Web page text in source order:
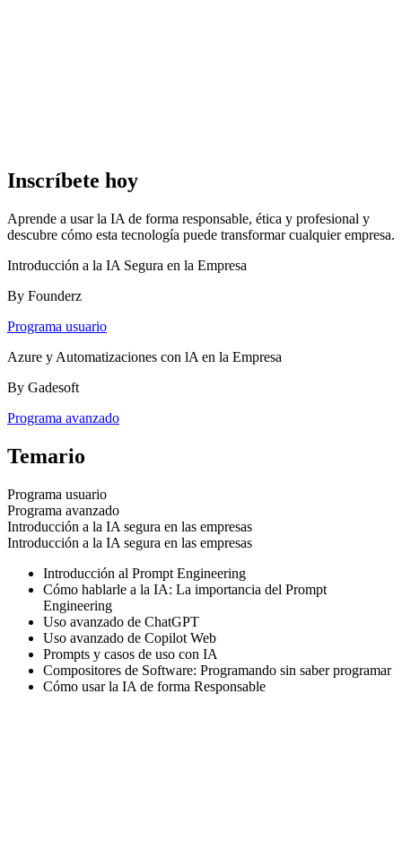
Inscríbete hoy
Aprende a usar la IA de forma responsable, ética y profesional y
descubre cómo esta tecnología puede transformar cualquier empresa.
Introducción a la IA Segura en la Empresa
By Founderz
Programa usuario
Azure y Automatizaciones con lA en la Empresa
By Gadesoft
Programa avanzado
Temario
Programa usuario
Programa avanzado
Introducción a la IA segura en las empresas
Introducción a la IA segura en las empresas
Introducción al Prompt Engineering
Cómo hablarle a la IA: La importancia del Prompt
Engineering
Uso avanzado de ChatGPT
Uso avanzado de Copilot Web
Prompts y casos de uso con IA
Compositores de Software: Programando sin saber programar
Cómo usar la IA de forma Responsable